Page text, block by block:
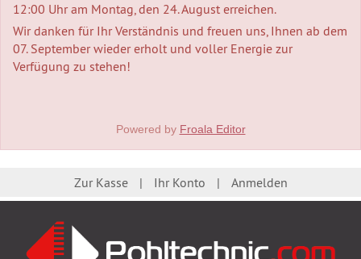
12:00 Uhr am Montag, den 24. August erreichen.
Wir danken für Ihr Verständnis und freuen uns, Ihnen ab dem
07. September wieder erholt und voller Energie zur
Verfügung zu stehen!
Powered by Froala Editor
Zur Kasse Ihr Konto Anmelden